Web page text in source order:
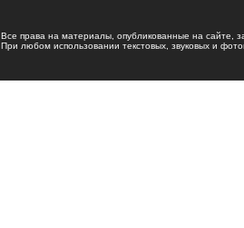
Все права на материалы, опубликованные на сайте,
При любом использовании текстовых, звуковых и